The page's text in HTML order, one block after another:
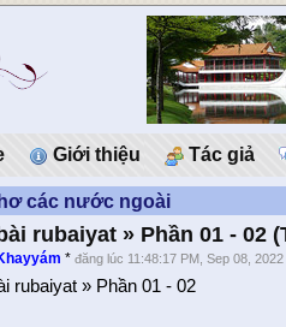
Giới thiệu Tác giả
các nước ngoài
rubaiyat » Phần 01 - 02
*đăng lúc 11:48:17 PM, Sep 08, 2022
rubaiyat » Phần 01 - 02